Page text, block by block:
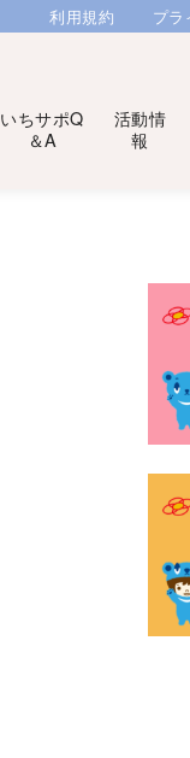
利用規約 プラ
いちサポQ
＆A
活動情
報